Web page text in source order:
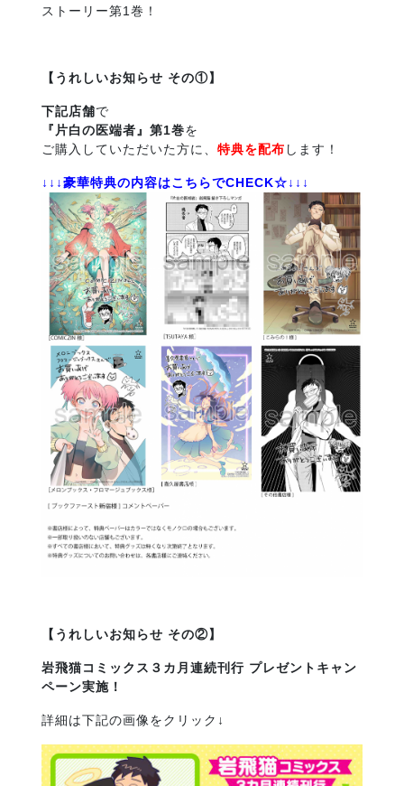
ストーリー第1巻！
【うれ しいお知らせ その①】
下記店舗で
『片白の医端者』第1巻を
ご購入していただいた方に、 特典を配布 します！
↓↓↓豪華特典の内容はこちらでCHECK☆↓↓↓
【うれしいお知らせ その②】
岩飛猫コミックス３カ月連続刊行 プレゼントキャン
ペーン実施！
詳細は下記の画像をクリック↓